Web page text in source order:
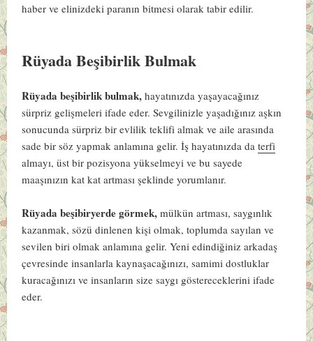
haber ve elinizdeki paranın bitmesi olarak tabir edilir.
Rüyada Beşibirlik Bulmak
Rüyada beşibirlik bulmak, hayatınızda yaşayacağınız
sürpriz gelişmeleri ifade eder. Sevgilinizle yaşadığınız aşkın
sonucunda sürpriz bir evlilik teklifi almak ve aile arasında
sade bir söz yapmak anlamına gelir. İş hayatınızda daterfi
almayı, üst bir pozisyona yükselmeyi ve bu sayede
maaşınızın kat kat artması şeklinde yorumlanır.
Rüyada beşibiryerde görmek, mülkün artması, saygınlık
kazanmak, sözü dinlenen kişi olmak, toplumda sayılan ve
sevilen biri olmak anlamına gelir. Yeni edindiğiniz arkadaş
çevresinde insanlarla kaynaşacağınızı, samimi dostluklar
kuracağınızı ve insanların size saygı göstereceklerini ifade
eder.